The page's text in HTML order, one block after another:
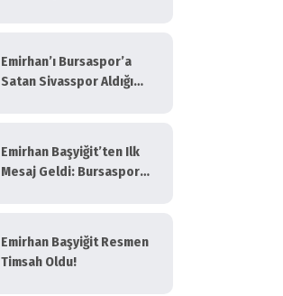
Emirhan’ı Bursaspor’a
Satan Sivasspor Aldığı
Emirhan Başyiğit’ten Ilk
Mesaj Geldi: Bursaspor
Emirhan Başyiğit Resmen
Timsah Oldu!